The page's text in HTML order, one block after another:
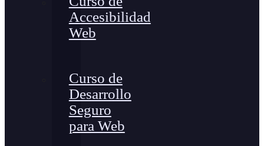
Accesibilidad
Web
Curso de
Desarrollo
Seguro
para Web